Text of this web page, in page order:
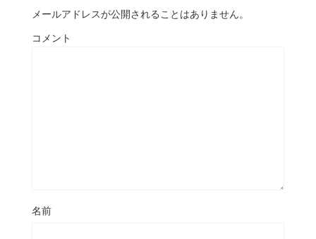
メールアドレスが公開されることはありません。
コメント
名前